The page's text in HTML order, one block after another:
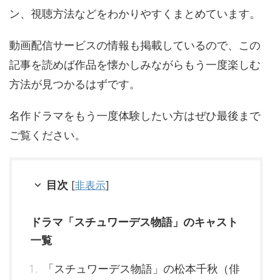
ン、視聴方法などをわかりやすくまとめています。
動画配信サービスの情報も掲載しているので、この
記事を読めば作品を懐かしみながらもう一度楽しむ
方法が見つかるはずです。
名作ドラマをもう一度体験したい方はぜひ最後まで
ご覧ください。
目次 [非表示]
ドラマ「スチュワーデス物語」のキャスト
一覧
「スチュワーデス物語」の松本千秋（俳